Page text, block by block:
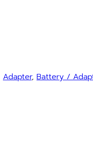
Adapter, Battery /